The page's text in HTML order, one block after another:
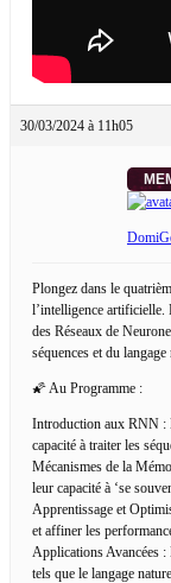
30/03/2024 à 11h05
Plongez dans le
l’intelligence artificielle.
des Réseaux de
séquences et du langage
🌠 Au Programme :
Introduction aux RNN :
capacité à traiter les
Mécanismes de la
leur capacité à ‘se
Apprentissage et
et affiner les
Applications Avancées
tels que le langage